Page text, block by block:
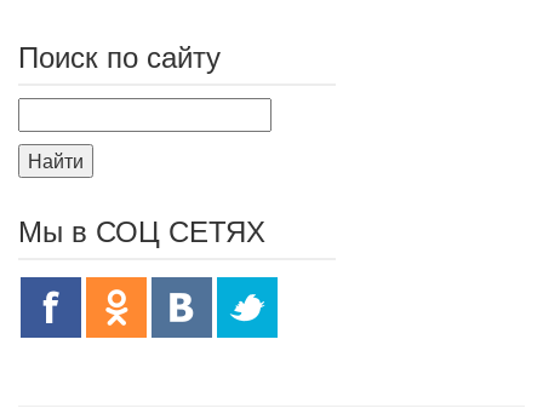
Поиск по сайту
Найти
Мы в СОЦ СЕТЯХ